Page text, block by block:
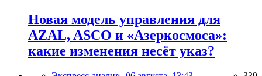
Новая модель управления для
AZAL, ASCO и «Азеркосмоса»:
какие изменения несёт указ?